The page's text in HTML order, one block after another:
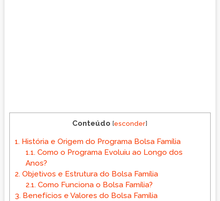
Conteúdo [esconder]
1.História e Origem do Programa Bolsa Família
1.1. Como o Programa Evoluiu ao Longo dos
Anos?
2.Objetivos e Estrutura do Bolsa Família
2.1. Como Funciona o Bolsa Família?
3.Benefícios e Valores do Bolsa Família